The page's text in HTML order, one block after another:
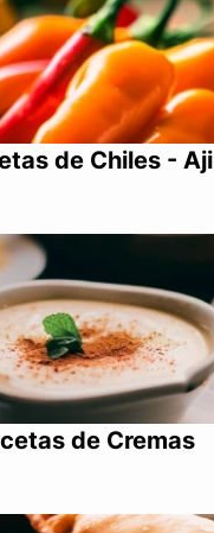
de Chiles - Aji
de Cremas